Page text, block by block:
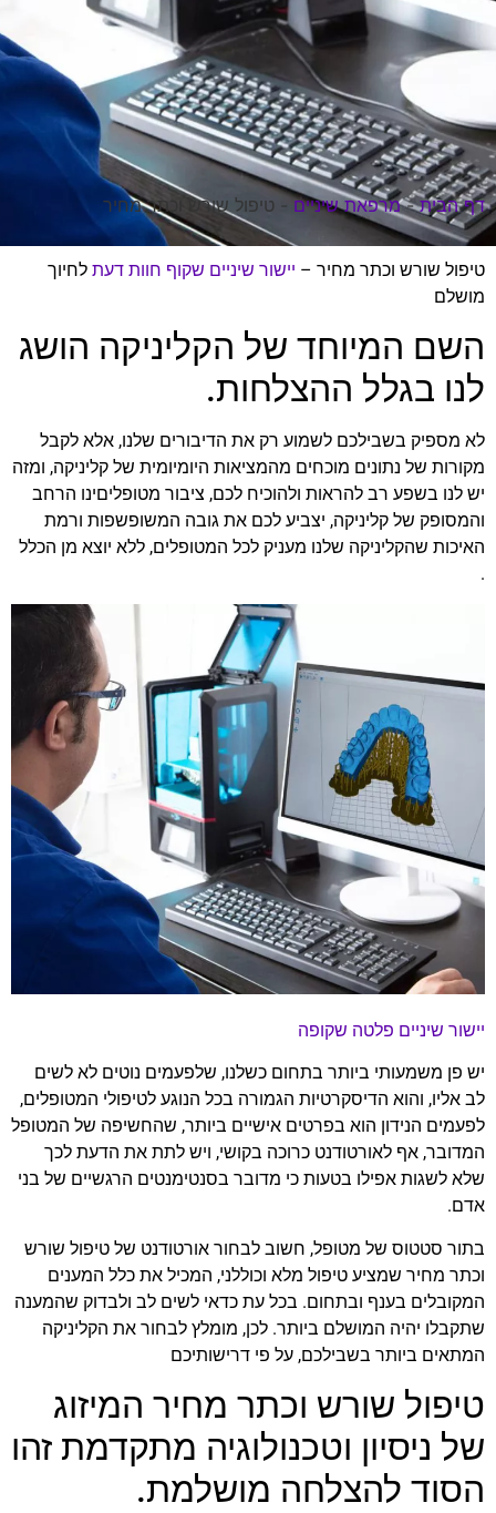
דף הבית-מרפאת שיניים טיפול שורש וכתר מחיר
טיפול שורש וכתר מחיר – יישור שיניים שקוף חוות דעת לחיוך
מושלם
השם המיוחד של הקליניקה הושג
לנו בגלל ההצלחות.
לא מספיק בשבילכם לשמוע רק את הדיבורים שלנו, אלא לקבל
מקורות של נתונים מוכחים מהמציאות היומיומית של קליניקה, ומזה
יש לנו בשפע רב להראות ולהוכיח לכם, ציבור מטופליםינו הרחב
והמסופק של קליניקה, יצביע לכם את גובה המשופשפות ורמת
האיכות שהקליניקה שלנו מעניק לכל המטופלים, ללא יוצא מן הכלל
.
יישור שיניים פלטה שקופה
יש פן משמעותי ביותר בתחום כשלנו, שלפעמים נוטים לא לשים
לב אליו, והוא הדיסקרטיות הגמורה בכל הנוגע לטיפולי המטופלים,
לפעמים הנידון הוא בפרטים אישיים ביותר, שהחשיפה של המטופל
המדובר, אף לאורטודנט כרוכה בקושי, ויש לתת את הדעת לכך
שלא לשגות אפילו בטעות כי מדובר בסנטימנטים הרגשיים של בני
אדם.
בתור סטטוס של מטופל, חשוב לבחור אורטודנט של טיפול שורש
וכתר מחיר שמציע טיפול מלא וכוללני, המכיל את כלל המענים
המקובלים בענף ובתחום. בכל עת כדאי לשים לב ולבדוק שהמענה
שתקבלו יהיה המושלם ביותר. לכן, מומלץ לבחור את הקליניקה
המתאים ביותר בשבילכם, על פי דרישותיכם
טיפול שורש וכתר מחיר המיזוג
של ניסיון וטכנולוגיה מתקדמת זהו
הסוד להצלחה מושלמת.